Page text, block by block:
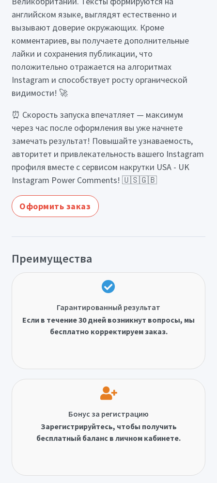
английском языке, выглядят естественно и
вызывают доверие окружающих. Кроме
комментариев, вы получаете дополнительные
лайки и сохранения публикации, что
положительно отражается на алгоритмах
Instagram и способствует росту органической
видимости! 🚀
⏰ Скорость запуска впечатляет — максимум
через час после оформления вы уже начнете
замечать результат! Повышайте узнаваемость,
авторитет и привлекательность вашего Instagram
профиля вместе с сервисом накрутки USA - UK
Instagram Power Comments! 🇺🇸🇬🇧
Оформить заказ
Преимущества
Гарантированный результат
Если в течение 30 дней возникнут вопросы, мы
бесплатно корректируем заказ.
Бонус за регистрацию
Зарегистрируйтесь, чтобы получить
бесплатный баланс в личном кабинете.